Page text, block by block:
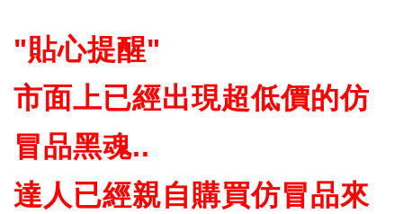
"貼心提醒"
市面上已經出現超低價的仿
冒品黑魂..
達人已經親自購買仿冒品來